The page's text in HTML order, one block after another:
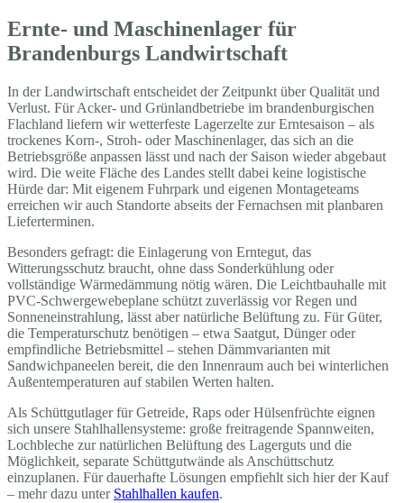
Ernte- und Maschinenlager für
Brandenburgs Landwirtschaft
In der Landwirtschaft entscheidet der Zeitpunkt über Qualität und
Verlust. Für Acker- und Grünlandbetriebe im brandenburgischen
Flachland liefern wir wetterfeste Lagerzelte zur Erntesaison – als
trockenes Korn-, Stroh- oder Maschinenlager, das sich an die
Betriebsgröße anpassen lässt und nach der Saison wieder abgebaut
wird. Die weite Fläche des Landes stellt dabei keine logistische
Hürde dar: Mit eigenem Fuhrpark und eigenen Montageteams
erreichen wir auch Standorte abseits der Fernachsen mit planbaren
Lieferterminen.
Besonders gefragt: die Einlagerung von Erntegut, das
Witterungsschutz braucht, ohne dass Sonderkühlung oder
vollständige Wärmedämmung nötig wären. Die Leichtbauhalle mit
PVC-Schwergewebeplane schützt zuverlässig vor Regen und
Sonneneinstrahlung, lässt aber natürliche Belüftung zu. Für Güter,
die Temperaturschutz benötigen – etwa Saatgut, Dünger oder
empfindliche Betriebsmittel – stehen Dämmvarianten mit
Sandwichpaneelen bereit, die den Innenraum auch bei winterlichen
Außentemperaturen auf stabilen Werten halten.
Als Schüttgutlager für Getreide, Raps oder Hülsenfrüchte eignen
sich unsere Stahlhallensysteme: große freitragende Spannweiten,
Lochbleche zur natürlichen Belüftung des Lagerguts und die
Möglichkeit, separate Schüttgutwände als Anschüttschutz
einzuplanen. Für dauerhafte Lösungen empfiehlt sich hier der Kauf
– mehr dazu unter Stahlhallen kaufen.